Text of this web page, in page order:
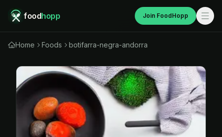
foodhopp Join FoodHopp
Home Foods botifarra-negra-andorra